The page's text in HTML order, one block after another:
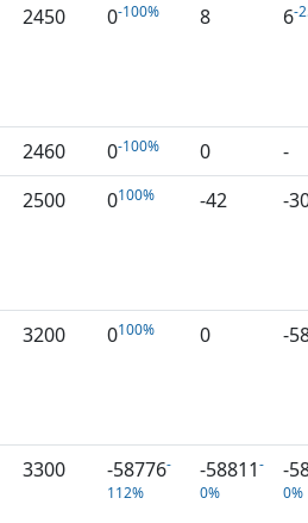
2450 0-100% 8 6-
2460 0-100% 0
-
2500 0100% -42 -
3200 0100% 0 -
3300 -58776-
112%
-58811-
0%
-
0%